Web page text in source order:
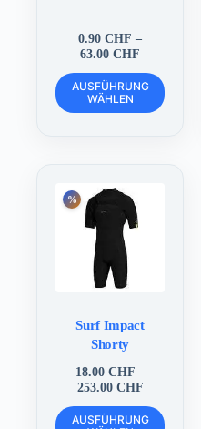
0.90CHF –
63.00CHF
bis
63.00 CHF
AUSFÜHRUNG
WÄHLEN
Dieses
Produkt
weist
Optionen
können
Produktseite
gewählt
werden
Surf Impact
Shorty
18.00 CHF –
253.00 CHF
bis
AUSFÜHRUNG
Dieses